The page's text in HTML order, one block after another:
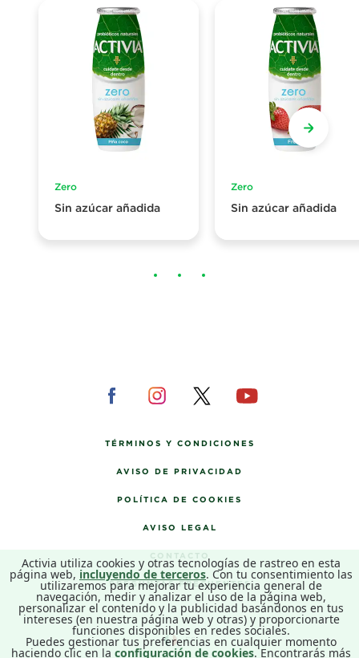
Zero
Sin azúcar añadida
Zero
Sin azúcar añadida
TÉRMINOS Y CONDICIONES
AVISO DE PRIVACIDAD
POLÍTICA DE COOKIES
AVISO LEGAL
CONTACTO
PREGUNTAS FRECUENTES
ES
Activia utiliza cookies y otras tecnologías de rastreo en esta
página web, incluyendo de terceros. Con tu consentimiento las
utilizaremos para mejorar tu experiencia general de
navegación, medir y analizar el uso de la página web,
personalizar el contenido y la publicidad basándonos en tus
intereses (en nuestra página web y otras) y proporcionarte
funciones disponibles en redes sociales.
Puedes gestionar tus preferencias en cualquier momento
haciendo clic en la configuración de cookies. Encontrarás más